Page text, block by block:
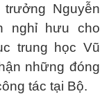
Nguyễn
nghỉ hưu cho
trung học Vũ
những đóng
tác tại Bộ.